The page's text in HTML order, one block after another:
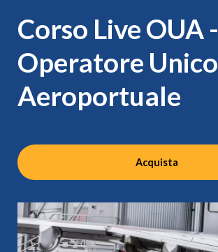
Corso Live OUA -
Operatore Unico
Aeroportuale
Acquista